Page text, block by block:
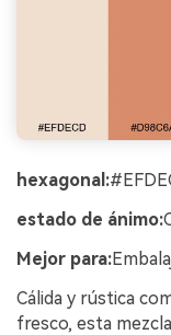
hexagonal:
estado de ánimo:
Mejor para:
Cálida y rústica
fresco, esta